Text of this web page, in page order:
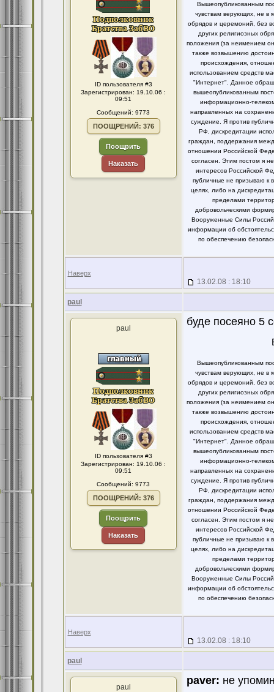
ID пользователя #3
Зарегистрирован: 19.10.06 :
09:51
Сообщений: 9773
ПООЩРЕНИЙ: 376
Поощрить
Наказать
Вышеопубликованным
чувствам верующих, не в
обрядов и церемоний, без
других религиозных
положения (за неимением
также возвышению
происхождения,
использованием средств
"Интернет". Данное
вышеопубликованным
информационно-
направленных на
суждение. Я против
РФ, дискредитации
граждан, поддержания
отношении Российской
согласен. Этим постом я
интересов Российской
публичные не призываю к
целях, либо на
пределами
добровольческими
Вооруженные Силы
информации об
по обеспечению
Наверх
13.02.08 : 18:10
paul
paul
ID пользователя #3
Зарегистрирован: 19.10.06 :
09:51
Сообщений: 9773
ПООЩРЕНИЙ: 376
Поощрить
Наказать
буде посеяно 5
Вышеопубликованным
чувствам верующих, не в
обрядов и церемоний, без
других религиозных
положения (за неимением
также возвышению
происхождения,
использованием средств
"Интернет". Данное
вышеопубликованным
информационно-
направленных на
суждение. Я против
РФ, дискредитации
граждан, поддержания
отношении Российской
согласен. Этим постом я
интересов Российской
публичные не призываю к
целях, либо на
пределами
добровольческими
Вооруженные Силы
информации об
по обеспечению
Наверх
13.02.08 : 18:10
paul
paul
paver: не